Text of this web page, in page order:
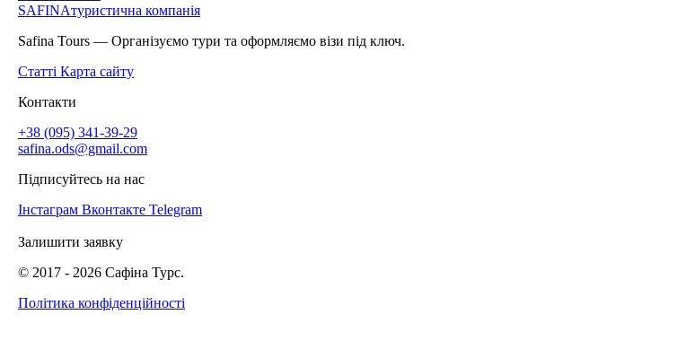
SAFINAтуристична компанія
Safina Tours — Організуємо тури та оформляємо візи під ключ.
Статті Карта сайту
Контакти
+38 (095) 341-39-29
safina.ods@gmail.com
Підписуйтесь на нас
Інстаграм Вконтакте Telegram
Залишити заявку
© 2017 - 2026 Сафіна Турс.
Політика конфіденційності